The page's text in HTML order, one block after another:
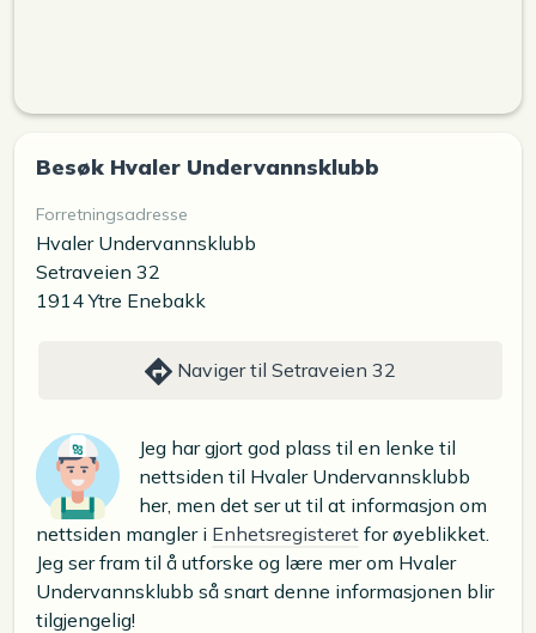
Besøk Hvaler Undervannsklubb
Forretningsadresse
Hvaler Undervannsklubb
Setraveien 32
1914 Ytre Enebakk
Naviger til Setraveien 32
Jeg har gjort god plass til en lenke til
nettsiden til Hvaler Undervannsklubb
her, men det ser ut til at informasjon om
nettsiden mangler i Enhetsregisteret for øyeblikket.
Jeg ser fram til å utforske og lære mer om Hvaler
Undervannsklubb så snart denne informasjonen blir
tilgjengelig!